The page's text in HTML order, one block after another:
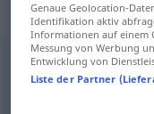
mehrere,einige,
Genaue Geolocation-
Identifikation aktiv
Informationen auf einem
Messung von Werbung
Entwicklung von
Liste der Partner